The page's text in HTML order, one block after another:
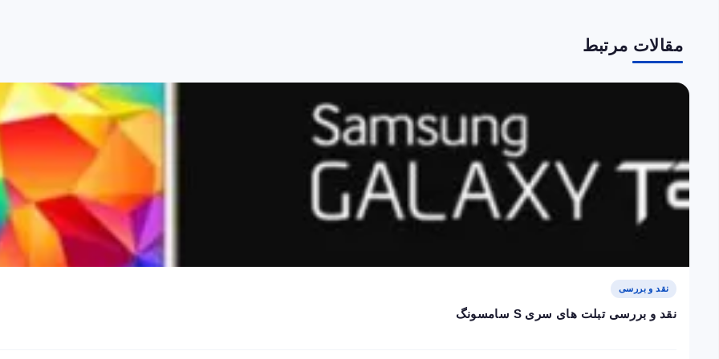
مقالات مرتبط
نقد و بررسی
نقد و بررسی تبلت های سری S سامسونگ